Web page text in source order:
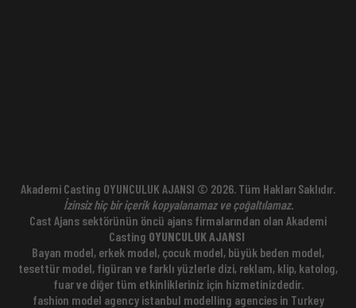
Akademi Casting OYUNCULUK AJANSI © 2026. Tüm Hakları Saklıdır.
İzinsiz hiç bir içerik kopyalanamaz ve çoğaltılamaz.
Cast Ajans sektörünün öncü ajans firmalarından olan Akademi
Casting OYUNCULUK AJANSI
Bayan model, erkek model, çocuk model, büyük beden model,
tesettür model, figüran ve farklı yüzlerle dizi, reklam, klip, katolog,
fuar ve diğer tüm etkinlikleriniz için hizmetinizdedir.
fashion model agency istanbul modelling agencies in Turkey